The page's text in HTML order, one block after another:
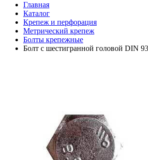
Главная
Каталог
Крепеж и перфорация
Метрический крепеж
Болты крепежные
Болт с шестигранной головой DIN